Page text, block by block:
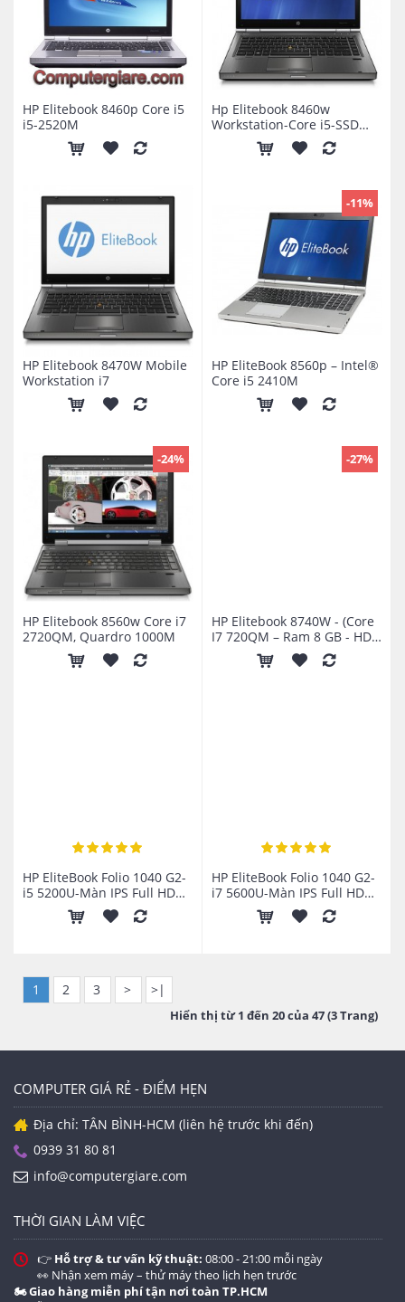
HP Elitebook 8460p Core i5
i5-2520M
Hp Elitebook 8460w
Workstation-Core i5-SSD
HP Elitebook 8470W Mobile
Workstation i7
-11%
HP EliteBook 8560p – Intel®
Core i5 2410M
-24%
HP Elitebook 8560w Core i7
2720QM, Quardro 1000M
-27%
HP Elitebook 8740W - (Core
I7 720QM – Ram 8 GB - HDD
320 GB - FX2800 - 17") - Vũ
khí tối thượng cho dân đồ
HP EliteBook Folio 1040 G2-
i5 5200U-Màn IPS Full HD
1920x1080
HP EliteBook Folio 1040 G2-
i7 5600U-Màn IPS Full HD
1920x1080
1 2 3 > >|
Hiển thị từ 1 đến 20 của 47 (3 Trang)
COMPUTER GIÁ RẺ - ĐIỂM HẸN
Địa chỉ: TÂN BÌNH-HCM (liên hệ trước khi đến)
0939 31 80 81
info@computergiare.com
THỜI GIAN LÀM VIỆC
👉 Hỗ trợ & tư vấn kỹ thuật: 08:00 - 21:00 mỗi ngày
👀 Nhận xem máy – thử máy theo lịch hẹn trước
🏍️ Giao hàng miễn phí tận nơi toàn TP.HCM